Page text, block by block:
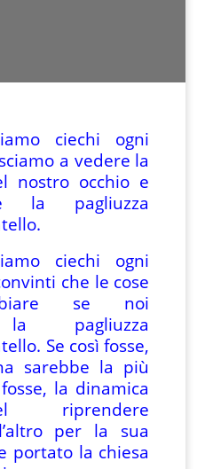
ciechi ogni
a vedere la
nostro occhio e
la pagliuzza
ciechi ogni
che le cose
se noi
la pagliuzza
Se così fosse,
sarebbe la più
la dinamica
riprendere
per la sua
portato la chiesa